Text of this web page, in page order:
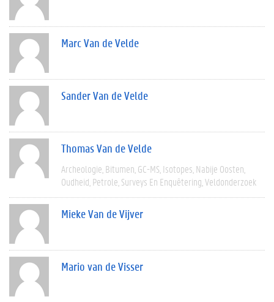
Marc Van de Velde
Sander Van de Velde
Thomas Van de Velde
Archeologie Bitumen GC-MS Isotopes Nabije Oosten
Oudheid Petrole Surveys En Enquêtering Veldonderzoek
Mieke Van de Vijver
Mario van de Visser